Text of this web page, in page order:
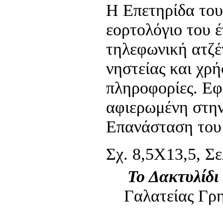
Η Επετηρίδα
εορτολόγιο του
τηλεφωνική
νηστείας και
πληροφορίες.
αφιερωμένη
Επανάσταση
Σχ. 8,5Χ13,5,
Το
Γαλατείας